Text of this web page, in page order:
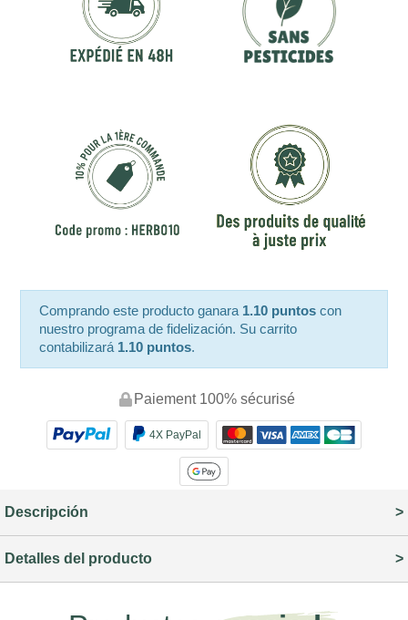
Comprando este producto ganara 1.10 puntos con
nuestro programa de fidelización. Su carrito
contabilizará 1.10 puntos.
Paiement 100% sécurisé
4X PayPal
Descripción
Detalles del producto